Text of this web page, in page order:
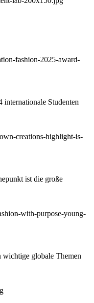
Studenten
ist die große
globale Themen